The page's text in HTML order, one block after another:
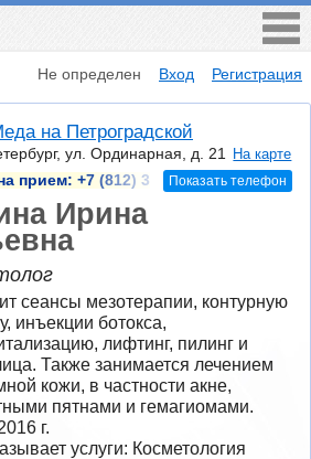
Не определен Вход Регистрация
на Петроградской
ул. Ординарная, д. 21
На карте
прием: +7 (812) 3 Показать телефон
Ирина
сеансы мезотерапии, контурную
инъекции ботокса,
лифтинг, пилинг и
Также занимается лечением
кожи, в частности акне,
пятнами и гемагиомами.
г.
услуги: Косметология